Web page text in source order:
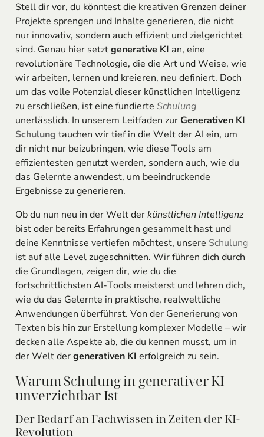
Stell dir vor, du könntest die kreativen Grenzen deiner
Projekte sprengen und Inhalte generieren, die nicht
nur innovativ, sondern auch effizient und zielgerichtet
sind. Genau hier setztgenerative KI an, eine
revolutionäre Technologie, die die Art und Weise, wie
wir arbeiten, lernen und kreieren, neu definiert. Doch
um das volle Potenzial dieser künstlichen Intelligenz
zu erschließen, ist eine fundierte Schulung
unerlässlich. In unserem Leitfaden zur Generativen KI
Schulung tauchen wir tief in die Welt der AI ein, um
dir nicht nur beizubringen, wie diese Tools am
effizientesten genutzt werden, sondern auch, wie du
das Gelernte anwendest, um beeindruckende
Ergebnisse zu generieren.
Ob du nun neu in der Welt derkünstlichen Intelligenz
bist oder bereits Erfahrungen gesammelt hast und
deine Kenntnisse vertiefen möchtest, unsere Schulung
ist auf alle Level zugeschnitten. Wir führen dich durch
die Grundlagen, zeigen dir, wie du die
fortschrittlichsten AI-Tools meisterst und lehren dich,
wie du das Gelernte in praktische, realweltliche
Anwendungen überführst. Von der Generierung von
Texten bis hin zur Erstellung komplexer Modelle – wir
decken alle Aspekte ab, die du kennen musst, um in
der Welt dergenerativen KI erfolgreich zu sein.
Warum Schulung in generativer KI
unverzichtbar Ist
Der Bedarf an Fachwissen in Zeiten der KI-
Revolution